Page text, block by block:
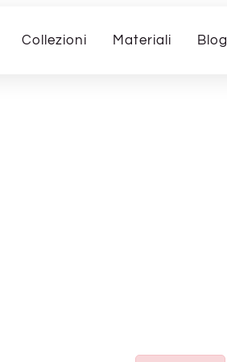
Collezioni Materiali Blog